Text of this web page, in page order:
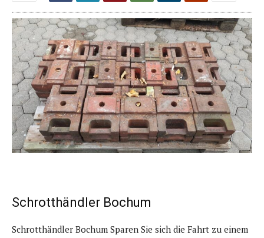
Schrotthändler Bochum
Schrotthändler Bochum Sparen Sie sich die Fahrt zu einem